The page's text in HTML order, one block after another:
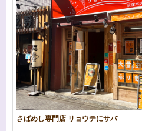
さばめし専門店 リョウテにサバ